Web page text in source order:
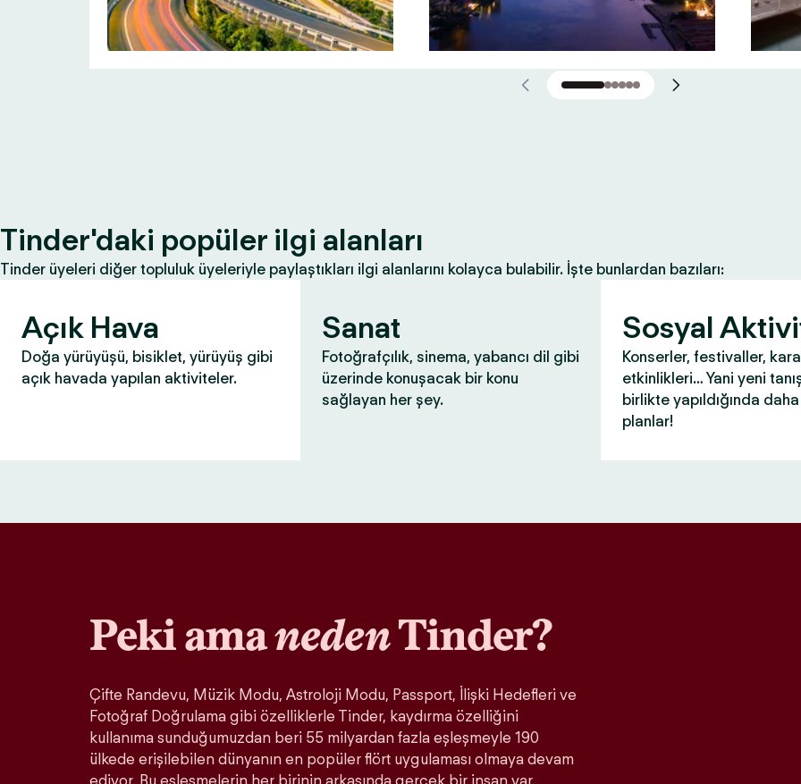
Tinder'daki popüler ilgi alanları
Tinder üyeleri diğer topluluk üyeleriyle paylaştıkları ilgi alanlarını kolayca bulabilir. İşte bunlardan bazıları:
Açık Hava
Doğa yürüyüşü, bisiklet, yürüyüş gibi
açık havada yapılan aktiviteler.
Sanat
Fotoğrafçılık, sinema, yabancı dil gibi
üzerinde konuşacak bir konu
sağlayan her şey.
Sosyal
Konserler, festivaller,
etkinlikleri… Yani yeni
birlikte yapıldığında
planlar!
Peki amanedenTinder?
Çifte Randevu, Müzik Modu, Astroloji Modu, Passport, İlişki Hedefleri ve
Fotoğraf Doğrulama gibi özelliklerle Tinder, kaydırma özelliğini
kullanıma sunduğumuzdan beri 55 milyardan fazla eşleşmeyle 190
ülkede erişilebilen dünyanın en popüler flört uygulaması olmaya devam
ediyor. Bu eşleşmelerin her birinin arkasında gerçek bir insan var.